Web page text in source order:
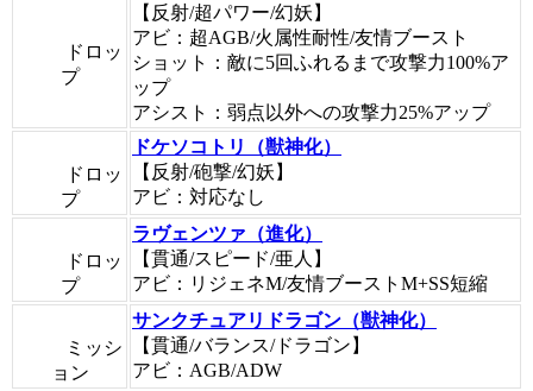
ドロッ
プ
【反射/超パワー/幻妖】
アビ：超AGB/火属性耐性/友情ブースト
ショット：敵に5回ふれるまで攻撃力100%ア
ップ
アシスト：弱点以外への攻撃力25%アップ
ドロッ
プ
ドケソコトリ（獣神化）
【反射/砲撃/幻妖】
アビ：対応なし
ドロッ
プ
ラヴェンツァ（進化）
【貫通/スピード/亜人】
アビ：リジェネM/友情ブーストM+SS短縮
ミッシ
ョン
サンクチュアリドラゴン（獣神化）
【貫通/バランス/ドラゴン】
アビ：AGB/ADW